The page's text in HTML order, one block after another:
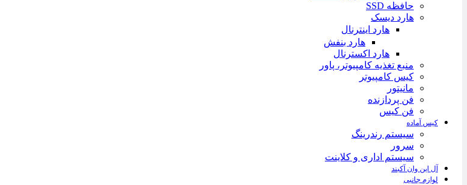
حافظه SSD
هارد دیسک
هارد اینترنال
هارد بنفش
هارد اکسترنال
منبع تغذیه کامپیوتر، پاور
کیس کامپیوتر
مانیتور
فن پردازنده
فن کیس
کیس آماده
سیستم رندرینگ
سرور
سیستم‌ اداری و کلاینت
آل این وان آکبند
لوازم جانبی